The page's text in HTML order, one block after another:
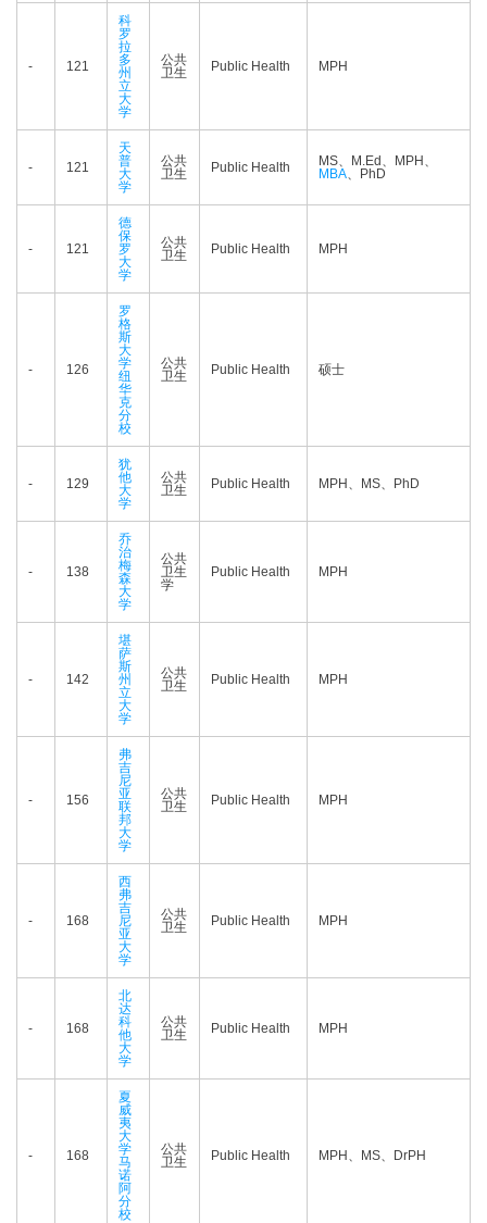
- 121
科
罗
拉
多
州
立
大
学
公共
卫生
Public Health MPH
- 121
天
普
大
学
公共
卫生
Public Health
MS、M.Ed、MPH、
MBA、PhD
- 121
德
保
罗
大
学
公共
卫生
Public Health MPH
- 126
罗
格
斯
大
学
纽
华
克
分
校
公共
卫生
Public Health 硕士
- 129
犹
他
大
学
公共
卫生
Public Health MPH、MS、PhD
- 138
乔
治
梅
森
大
学
公共
卫生
学
Public Health MPH
- 142
堪
萨
斯
州
立
大
学
公共
卫生
Public Health MPH
- 156
弗
吉
尼
亚
联
邦
大
学
公共
卫生
Public Health MPH
- 168
西
弗
吉
尼
亚
大
学
公共
卫生
Public Health MPH
- 168
北
达
科
他
大
学
公共
卫生
Public Health MPH
- 168
夏
威
夷
大
学
马
诺
阿
分
校
公共
卫生
Public Health MPH、MS、DrPH